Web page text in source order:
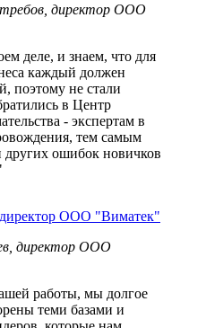
директор ООО
деле, и знаем, что для
каждый должен
поэтому не стали
в Центр
- экспертам в
тем самым
других ошибок новичков
директор ООО
работы, мы долгое
теми базами и